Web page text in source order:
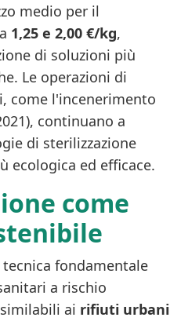
medio per il
1,25 e 2,00 €/kg,
di soluzioni più
Le operazioni di
come l'incenerimento
continuano a
di sterilizzazione
ecologica ed efficace.
come
tecnica fondamentale
a rischio
ai rifiuti urbani